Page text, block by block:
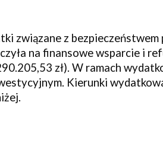
związane z bezpieczeństwem
na finansowe wsparcie i
zł). W ramach
Kierunki